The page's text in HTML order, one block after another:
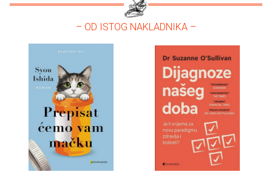
– OD ISTOG NAKLADNIKA –